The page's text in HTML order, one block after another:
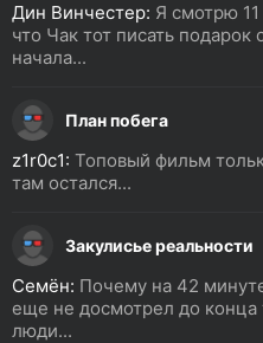
Дин Винчестер: Я смотрю
что Чак тот писать подарок
начала...
План побега
z1r0c1: Топовый фильм
там остался...
Закулисье реальности
Семён: Почему на 42
еще не досмотрел до
люди...